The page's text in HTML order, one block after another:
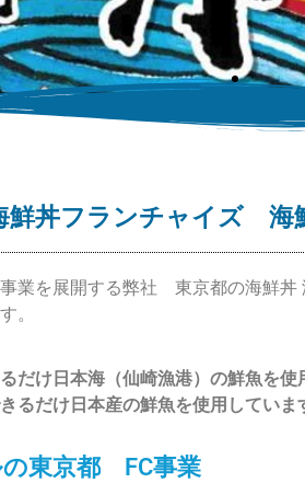
産物・鮮魚）メ
理和
丼フランチャイズ 海
を展開する弊社 東京都の海鮮丼
。
け日本海（仙崎漁港）の鮮魚を使
だけ日本産の鮮魚を使用していま
の東京都 FC事業